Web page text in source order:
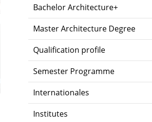
Bachelor Architecture+
Master Architecture Degree
Qualification profile
Semester Programme
Internationales
Institutes